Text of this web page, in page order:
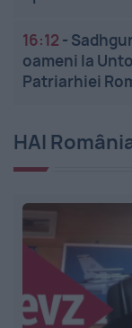
16:12 -
oameni la
Patriarhiei
HAI